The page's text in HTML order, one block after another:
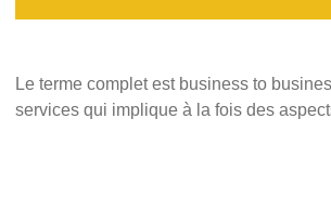
Le terme complet est business to
services qui implique à la fois des